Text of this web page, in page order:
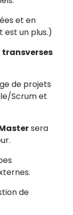
et en
est un plus.)
de projets
Scrum et
sera
de